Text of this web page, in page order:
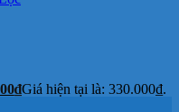
₫Giá hiện tại là: 330.000₫.